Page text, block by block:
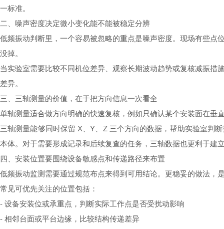
一标准。
二、噪声密度决定微小变化能不能被稳定分辨
低频振动判断里，一个容易被忽略的重点是噪声密度。现场有些
没掉。
当实验室需要比较不同机位差异、观察长期波动趋势或复核减振
差异。
三、三轴测量的价值，在于把方向信息一次看全
单轴测量适合做方向明确的快速复核，例如只确认某个安装面在
三轴测量能够同时保留 X、Y、Z 三个方向的数据，帮助实验室判
本体。对于需要形成记录和后续复查的任务，三轴数据也更利于建
四、安装位置要围绕设备敏感点和传递路径来布置
低频振动监测需要通过规范布点来得到可用结论。更稳妥的做法，
常见可优先关注的位置包括：
- 设备安装位或承重点，判断实际工作点是否受扰动影响
- 相邻台面或平台边缘，比较结构传递差异